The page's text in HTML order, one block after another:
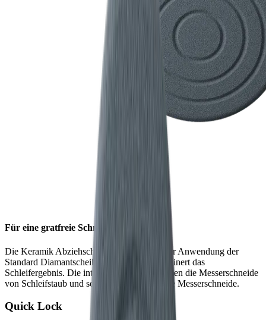
Für eine gratfreie Schneide
Die Keramik Abziehscheibe entfernt nach der Anwendung der
Standard Diamantscheibe den Grat und verfeinert das
Schleifergebnis. Die integrierten Rillen befreien die Messerschneide
von Schleifstaub und sorgen so für eine glatte Messerschneide.
Quick Lock